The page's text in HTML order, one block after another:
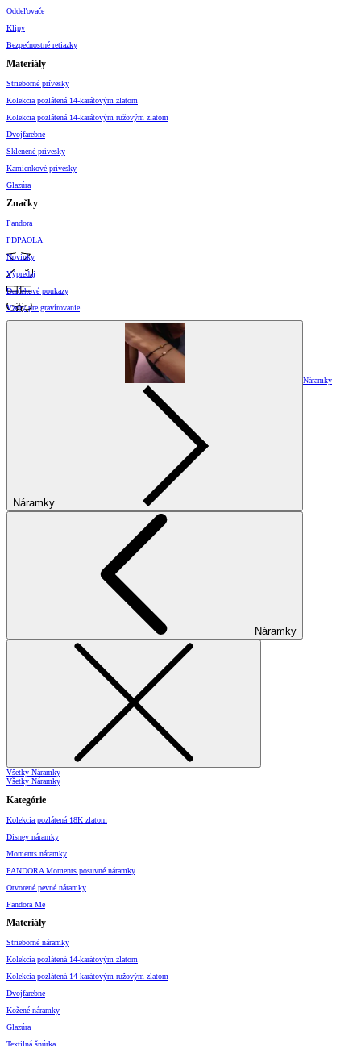
Oddeľovače
Klipy
Bezpečnostné retiazky
Materiály
Strieborné prívesky
Kolekcia pozlátená 14-karátovým zlatom
Kolekcia pozlátená 14-karátovým ružovým zlatom
Dvojfarebné
Sklenené prívesky
Kamienkové prívesky
Glazúra
Značky
Pandora
PDPAOLA
Novinky
Výpredaj
Darčekové poukazy
Vzory pre gravírovanie
Náramky
Náramky
Náramky
Všetky Náramky
Všetky Náramky
Kategórie
Kolekcia pozlátená 18K zlatom
Disney náramky
Moments náramky
PANDORA Moments posuvné náramky
Otvorené pevné náramky
Pandora Me
Materiály
Strieborné náramky
Kolekcia pozlátená 14-karátovým zlatom
Kolekcia pozlátená 14-karátovým ružovým zlatom
Dvojfarebné
Kožené náramky
Glazúra
Textilná šnúrka